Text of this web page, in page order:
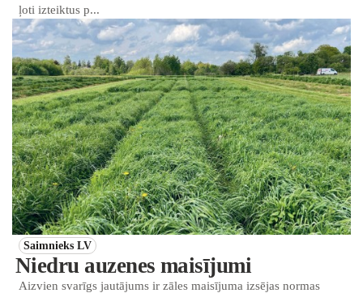
ļoti izteiktus p...
Saimnieks LV
Niedru auzenes maisījumi
Aizvien svarīgs jautājums ir zāles maisījuma izsējas normas